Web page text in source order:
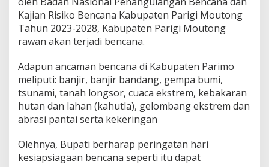
Kajian Risiko Bencana Kabupaten Parigi Moutong
Tahun 2023-2028, Kabupaten Parigi Moutong
rawan akan terjadi bencana.
Adapun ancaman bencana di Kabupaten Parimo
meliputi: banjir, banjir bandang, gempa bumi,
tsunami, tanah longsor, cuaca ekstrem, kebakaran
hutan dan lahan (kahutla), gelombang ekstrem dan
abrasi pantai serta kekeringan
Olehnya, Bupati berharap peringatan hari
kesiapsiagaan bencana seperti itu dapat